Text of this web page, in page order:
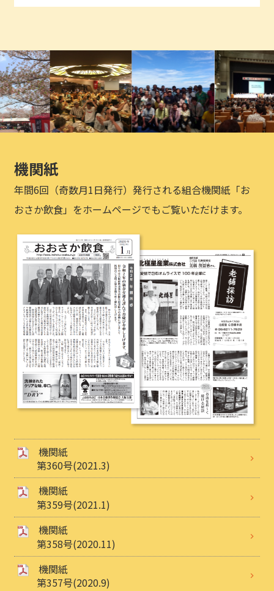
機関紙
年間6回（奇数月1日発行）発行される組合機関紙「お
おさか飲食」をホームページでもご覧いただけます。
機関紙
第360号(2021.3)
機関紙
第359号(2021.1)
機関紙
第358号(2020.11)
機関紙
第357号(2020.9)